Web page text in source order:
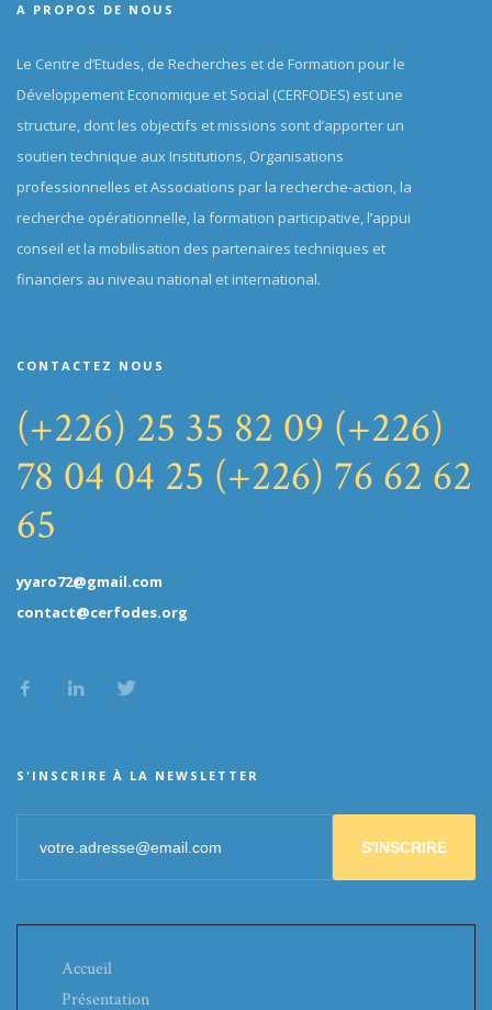
A PROPOS DE NOUS
Le Centre d’Etudes, de Recherches et de Formation pour le
Développement Economique et Social (CERFODES) est une
structure, dont les objectifs et missions sont d’apporter un
soutien technique aux Institutions, Organisations
professionnelles et Associations par la recherche-action, la
recherche opérationnelle, la formation participative, l’appui
conseil et la mobilisation des partenaires techniques et
financiers au niveau national et international.
CONTACTEZ NOUS
(+226) 25 35 82 09 (+226)
78 04 04 25 (+226) 76 62 62
65
yyaro72@gmail.com
contact@cerfodes.org
S'INSCRIRE À LA NEWSLETTER
S'INSCRIRE
Accueil
Présentation